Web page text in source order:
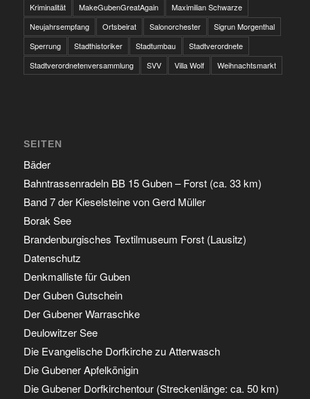
Kriminalität
MakeGubenGreatAgain
Maximilian Schwarze
Neujahrsempfang
Ortsbeirat Salonorchester
Sigrun Morgenthal
Sperrung
Stadthistoriker Stadtumbau
Stadtverordnete
Stadtverordnetenversammlung
SVV Villa Wolf Weihnachtsmarkt
SEITEN
Bäder
Bahntrassenradeln BB 15 Guben – Forst (ca. 33 km)
Band 7 der Kieselsteine von Gerd Müller
Borak See
Brandenburgisches Textilmuseum Forst (Lausitz)
Datenschutz
Denkmalliste für Guben
Der Guben Gutschein
Der Gubener Warraschke
Deulowitzer See
Die Evangelische Dorfkirche zu Atterwasch
Die Gubener Apfelkönigin
Die Gubener Dorfkirchentour (Streckenlänge: ca. 50 km)